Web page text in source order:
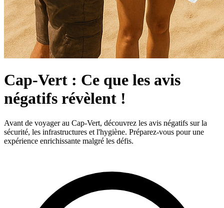
Cap-Vert : Ce que les avis
négatifs révèlent !
Avant de voyager au Cap-Vert, découvrez les avis négatifs sur la
sécurité, les infrastructures et l'hygiène. Préparez-vous pour une
expérience enrichissante malgré les défis.